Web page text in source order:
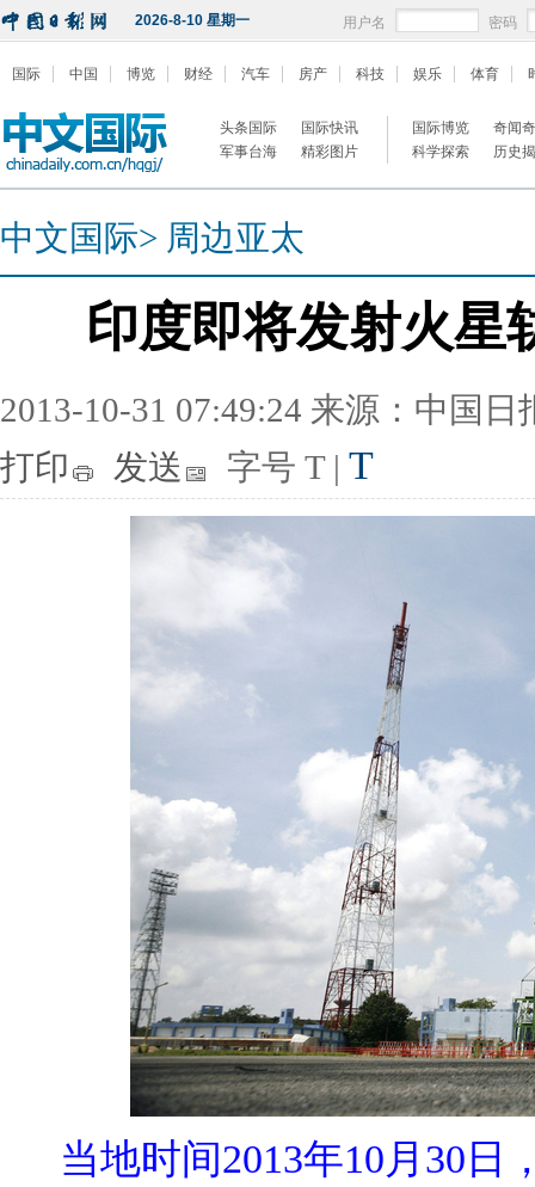
2026-8-10 星期一 用户名 密码
国际 中国 博览 财经 汽车 房产 科技 娱乐 体育
头条国际
国际快讯
军事台海
精彩图片
国际博览
奇闻
科学探索
历史
中文国际> 周边亚太
印度即将发射火星
2013-10-31 07:49:24 来源：中国日
打印
发送 字号 T | T
当地时间2013年10月30